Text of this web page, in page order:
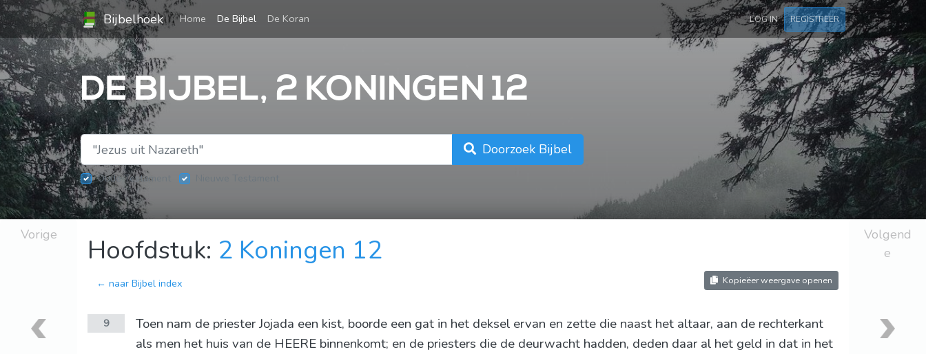
Bijbelhoek Home (current)
De Bijbel De Koran LOG IN REGISTREER
DE BIJBEL, 2 KONINGEN 12
Doorzoek Bijbel
Oude Testament
Vorige Hoofdstuk: 2 Koningen 12
← naar Bijbel index Kopieëer weergave openen
9
Toen nam de priester Jojada een kist, boorde een gat in het deksel ervan en zette die naast het altaar, aan de rechterkant
als men het huis van de HEERE binnenkomt; en de priesters die de deurwacht hadden, deden daar al het geld in dat in het
Volgend
e